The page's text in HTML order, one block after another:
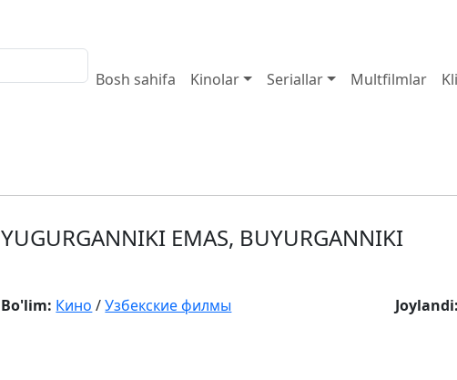
Bosh sahifa Kinolar Seriallar Multfilmlar
YUGURGANNIKI EMAS, BUYURGANNIKI
Bo'lim: Кино /Узбекские филмы